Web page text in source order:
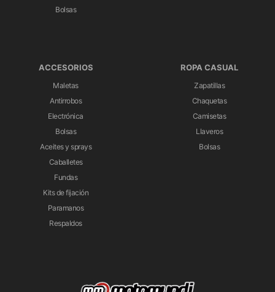
Bolsas
ACCESORIOS
Maletas
Antirrobos
Electrónica
Bolsas
Aceites y sprays
Caballetes
Fundas
Kits de fijación
Paramanos
Respaldos
ROPA CASUAL
Zapatillas
Chaquetas
Camisetas
Llaveros
Bolsas